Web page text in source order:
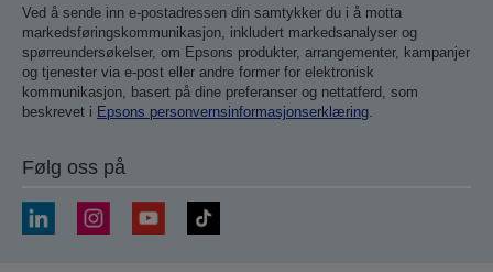
Ved å sende inn e-postadressen din samtykker du i å motta
markedsføringskommunikasjon, inkludert markedsanalyser og
spørreundersøkelser, om Epsons produkter, arrangementer, kampanjer
og tjenester via e-post eller andre former for elektronisk
kommunikasjon, basert på dine preferanser og nettatferd, som
beskrevet i Epsons personvernsinformasjonserklæring
Følg oss på